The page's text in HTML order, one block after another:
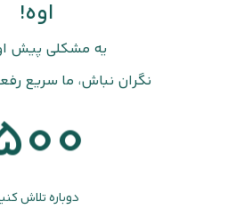
اوه!
یه مشکلی پیش
نگران نباش، ما سریع
دوباره تلاش